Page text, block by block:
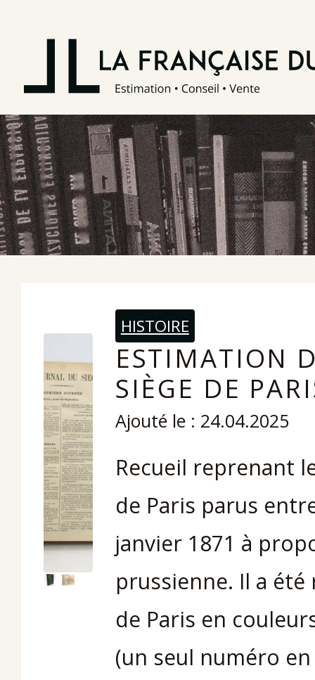
HISTOIRE
ESTIMATION
SIÈGE DE
Ajouté le : 24.04.2025
Recueil reprenant
de Paris parus
janvier 1871 à
prussienne. Il a
de Paris en
(un seul numéro